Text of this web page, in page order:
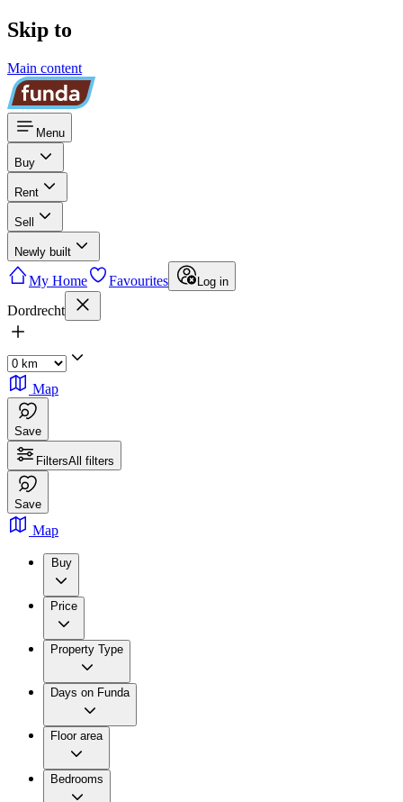
Skip to
Main content
Menu
Buy
Rent
Sell
Newly built
My Home Favourites Log in
Dordrecht
Map
Save
FiltersAll filters
Save
Map
Buy
Price
Property Type
Days on Funda
Floor area
Bedrooms